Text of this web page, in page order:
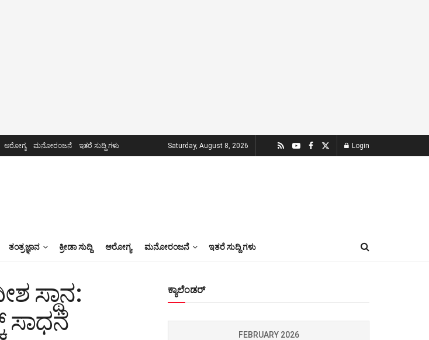
ಆರೋಗ್ಯ ಮನೋರಂಜನೆ ಇತರೆ ಸುದ್ದಿ ಗಳು Saturday, August 8, 2026 Login
ತಂತ್ರಜ್ಞಾನ ಕ್ರೀಡಾ ಸುದ್ದಿ ಆರೋಗ್ಯ ಮನೋರಂಜನೆ ಇತರೆ ಸುದ್ದಿ ಗಳು
ಸ್ಥಾನ:
ಕ್ಯಾಲೆಂಡರ್
FEBRUARY 2026